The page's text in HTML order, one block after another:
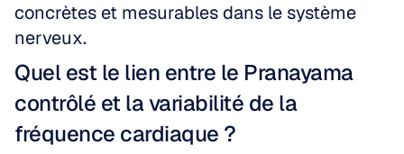
concrètes et mesurables dans le système
nerveux.
Quel est le lien entre le Pranayama
contrôlé et la variabilité de la
fréquence cardiaque ?